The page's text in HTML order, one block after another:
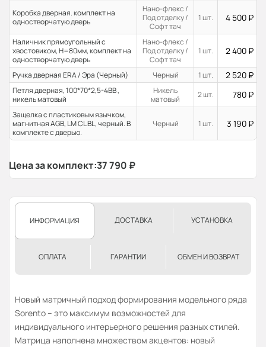
Коробка дверная. комплект на
одностворчатую дверь
Нано-флекс /
Под отделку /
Софт тач
1 шт. 4 500 ₽
Наличник прямоугольный с
хвостовиком, H=80мм, комплект на
одностворчатую дверь
Нано-флекс /
Под отделку /
Софт тач
1 шт. 2 400 ₽
Ручка дверная ERA / Эра (Черный) Черный 1 шт. 2 520 ₽
Петля дверная, 100*70*2,5-4ВВ ,
никель матовый
Никель
матовый
2 шт. 780 ₽
Защелка с пластиковым язычком,
магнитная AGB, LM CL BL, черный. В
комплекте с дверью.
Черный 1 шт. 3 190 ₽
Цена за комплект:37 790 ₽
ИНФОРМАЦИЯ ДОСТАВКА УСТАНОВКА
ОПЛАТА ГАРАНТИИ ОБМЕН И ВОЗВРАТ
Новый матричный подход формирования модельного ряда
Sorento – это максимум возможностей для
индивидуального интерьерного решения разных стилей.
Матрица наполнена множеством акцентов: новый